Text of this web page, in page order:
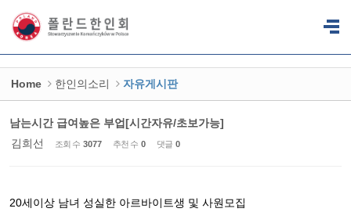
Home 한인의소리 자유게시판
남는시간 급여높은 부업[시간자유/초보가능]
김희선
조회 수 3077 추천 수 0 댓글 0
20세이상 남녀 성실한 아르바이트생 및 사원모집